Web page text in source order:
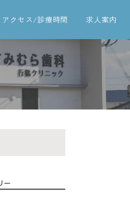
アクセス/診療時間 求人案内
ー